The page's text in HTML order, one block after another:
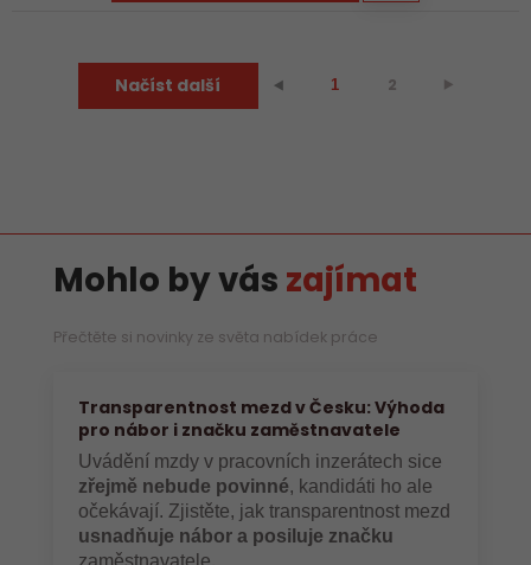
Načíst další ⯇ 1 2 ⯈
Mohlo by vás zajímat
Přečtěte si novinky ze světa nabídek práce
Transparentnost mezd v Česku: Výhoda
pro nábor i značku zaměstnavatele
Uvádění mzdy v pracovních inzerátech sice
zřejmě nebude povinné, kandidáti ho ale
očekávají. Zjistěte, jak transparentnost mezd
usnadňuje nábor a posiluje značku